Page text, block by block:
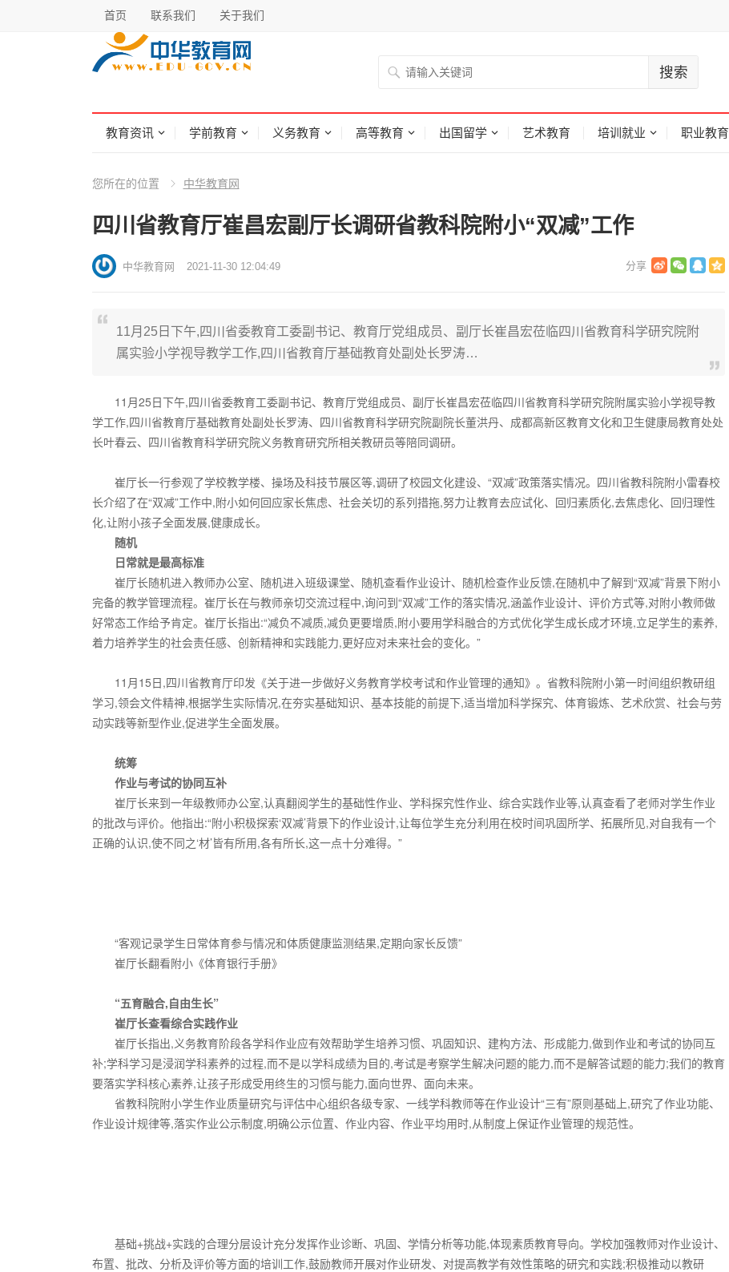
首页 联系我们 关于我们
教育资讯 学前教育 义务教育 高等教育 出国留学 艺术教育 培训就业 职业教育
您所在的位置 中华教育网
四川省教育厅崔昌宏副厅长调研省教科院附小“双减”工作
中华教育网 2021-11-30 12:04:49
11月25日下午,四川省委教育工委副书记、教育厅党组成员、副厅长崔昌宏莅临四川省教育科学研究院附
属实验小学视导教学工作,四川省教育厅基础教育处副处长罗涛…
11月25日下午,四川省委教育工委副书记、教育厅党组成员、副厅长崔昌宏莅临四川省教育科学研究院附属实验小学视导教
学工作,四川省教育厅基础教育处副处长罗涛、四川省教育科学研究院副院长董洪丹、成都高新区教育文化和卫生健康局教育处处
长叶春云、四川省教育科学研究院义务教育研究所相关教研员等陪同调研。
崔厅长一行参观了学校教学楼、操场及科技节展区等,调研了校园文化建设、“双减”政策落实情况。四川省教科院附小雷春校
长介绍了在“双减”工作中,附小如何回应家长焦虑、社会关切的系列措拖,努力让教育去应试化、回归素质化,去焦虑化、回归理性
化,让附小孩子全面发展,健康成长。
随机
日常就是最高标准
崔厅长随机进入教师办公室、随机进入班级课堂、随机查看作业设计、随机检查作业反馈,在随机中了解到“双减”背景下附小
完备的教学管理流程。崔厅长在与教师亲切交流过程中,询问到“双减”工作的落实情况,涵盖作业设计、评价方式等,对附小教师做
好常态工作给予肯定。崔厅长指出:“减负不减质,减负更要增质,附小要用学科融合的方式优化学生成长成才环境,立足学生的素养,
着力培养学生的社会责任感、创新精神和实践能力,更好应对未来社会的变化。”
11月15日,四川省教育厅印发《关于进一步做好义务教育学校考试和作业管理的通知》。省教科院附小第一时间组织教研组
学习,领会文件精神,根据学生实际情况,在夯实基础知识、基本技能的前提下,适当增加科学探究、体育锻炼、艺术欣赏、社会与劳
动实践等新型作业,促进学生全面发展。
统筹
作业与考试的协同互补
崔厅长来到一年级教师办公室,认真翻阅学生的基础性作业、学科探究性作业、综合实践作业等,认真查看了老师对学生作业
的批改与评价。他指出:“附小积极探索‘双减’背景下的作业设计,让每位学生充分利用在校时间巩固所学、拓展所见,对自我有一个
正确的认识,使不同之‘材’皆有所用,各有所长,这一点十分难得。”
“客观记录学生日常体育参与情况和体质健康监测结果,定期向家长反馈”
崔厅长翻看附小《体育银行手册》
“五育融合,自由生长”
崔厅长查看综合实践作业
崔厅长指出,义务教育阶段各学科作业应有效帮助学生培养习惯、巩固知识、建构方法、形成能力,做到作业和考试的协同互
补;学科学习是浸润学科素养的过程,而不是以学科成绩为目的,考试是考察学生解决问题的能力,而不是解答试题的能力;我们的教育
要落实学科核心素养,让孩子形成受用终生的习惯与能力,面向世界、面向未来。
省教科院附小学生作业质量研究与评估中心组织各级专家、一线学科教师等在作业设计“三有”原则基础上,研究了作业功能、
作业设计规律等,落实作业公示制度,明确公示位置、作业内容、作业平均用时,从制度上保证作业管理的规范性。
基础+挑战+实践的合理分层设计充分发挥作业诊断、巩固、学情分析等功能,体现素质教育导向。学校加强教师对作业设计、
布置、批改、分析及评价等方面的培训工作,鼓励教师开展对作业研发、对提高教学有效性策略的研究和实践;积极推动以教研